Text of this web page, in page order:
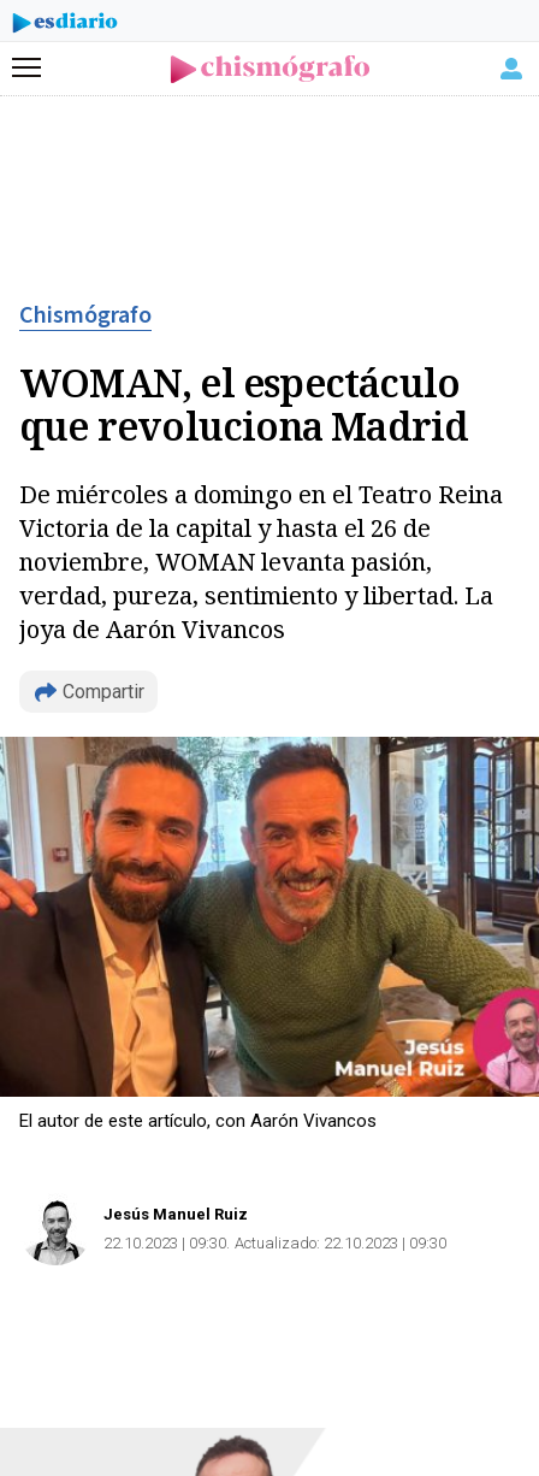
Menú
Chismógrafo
WOMAN, el espectáculo
que revoluciona Madrid
De miércoles a domingo en el Teatro Reina
Victoria de la capital y hasta el 26 de
noviembre, WOMAN levanta pasión,
verdad, pureza, sentimiento y libertad. La
joya de Aarón Vivancos
Compartir
El autor de este artículo, con Aarón Vivancos
Jesús Manuel Ruiz
22.10.2023 | 09:30 Actualizado: 22.10.2023 | 09:30